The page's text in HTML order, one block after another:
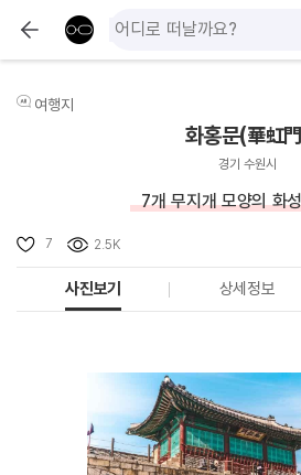
여행지
화홍문(華虹
경기 수원시
7개 무지개 모양의 화
7 2.5K
사진보기 상세정보